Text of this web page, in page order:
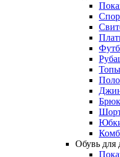
Топы
Поло
Обувь для